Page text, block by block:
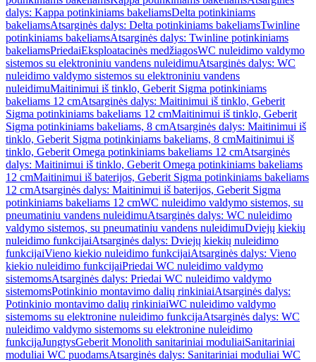
dalys: Kappa potinkiniams bakeliamsDelta potinkiniams
bakeliamsAtsarginės dalys: Delta potinkiniams bakeliamsTwinline
potinkiniams bakeliamsAtsarginės dalys: Twinline potinkiniams
bakeliamsPriedaiEksploatacinės medžiagosWC nuleidimo valdymo
sistemos su elektroniniu vandens nuleidimuAtsarginės dalys: WC
nuleidimo valdymo sistemos su elektroniniu vandens
nuleidimuMaitinimui iš tinklo, Geberit Sigma potinkiniams
bakeliams 12 cmAtsarginės dalys: Maitinimui iš tinklo, Geberit
Sigma potinkiniams bakeliams 12 cmMaitinimui iš tinklo, Geberit
Sigma potinkiniams bakeliams, 8 cmAtsarginės dalys: Maitinimui iš
tinklo, Geberit Sigma potinkiniams bakeliams, 8 cmMaitinimui iš
tinklo, Geberit Omega potinkiniams bakeliams 12 cmAtsarginės
dalys: Maitinimui iš tinklo, Geberit Omega potinkiniams bakeliams
12 cmMaitinimui iš baterijos, Geberit Sigma potinkiniams bakeliams
12 cmAtsarginės dalys: Maitinimui iš baterijos, Geberit Sigma
potinkiniams bakeliams 12 cmWC nuleidimo valdymo sistemos, su
pneumatiniu vandens nuleidimuAtsarginės dalys: WC nuleidimo
valdymo sistemos, su pneumatiniu vandens nuleidimuDviejų kiekių
nuleidimo funkcijaiAtsarginės dalys: Dviejų kiekių nuleidimo
funkcijaiVieno kiekio nuleidimo funkcijaiAtsarginės dalys: Vieno
kiekio nuleidimo funkcijaiPriedai WC nuleidimo valdymo
sistemomsAtsarginės dalys: Priedai WC nuleidimo valdymo
sistemomsPotinkinio montavimo dalių rinkiniaiAtsarginės dalys:
Potinkinio montavimo dalių rinkiniaiWC nuleidimo valdymo
sistemoms su elektronine nuleidimo funkcijaAtsarginės dalys: WC
nuleidimo valdymo sistemoms su elektronine nuleidimo
funkcijaJungtysGeberit Monolith sanitariniai moduliaiSanitariniai
moduliai WC puodamsAtsarginės dalys: Sanitariniai moduliai WC